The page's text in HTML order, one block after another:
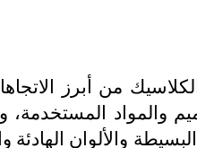
من أبرز
والمواد المستخدمة،
والألوان الهادئة